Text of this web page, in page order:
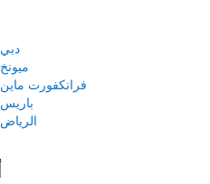
دبي
ميونخ
فرانكفورت ماين
باريس
الرياض